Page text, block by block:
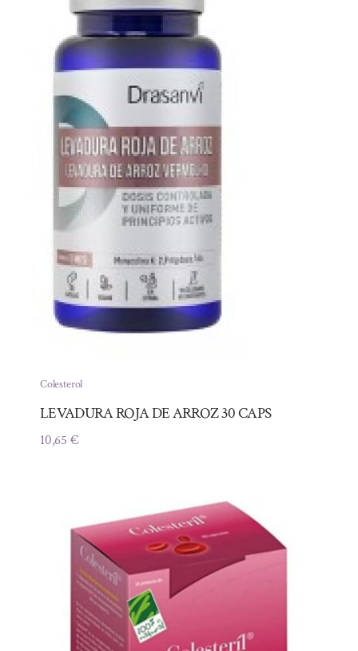
Colesterol
LEVADURA ROJA DE ARROZ 30 CAPS
10,65 €